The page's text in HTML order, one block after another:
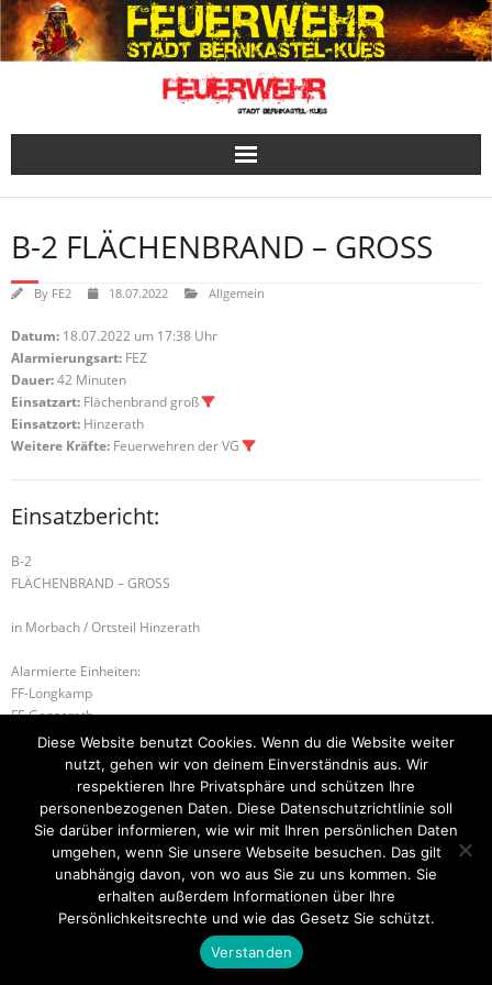
Skip
to
content
B-2 FLÄCHENBRAND – GROSS
By FE2 18.07.2022 Allgemein
Datum: 18.07.2022 um 17:38 Uhr
Alarmierungsart: FEZ
Dauer:42 Minuten
Einsatzart: Flächenbrand groß
Einsatzort: Hinzerath
Weitere Kräfte: Feuerwehren der VG
Einsatzbericht:
B-2
FLÄCHENBRAND – GROSS
in Morbach / Ortsteil Hinzerath
Alarmierte Einheiten:
FF-Longkamp
FF-Gonzerath
FF-Hinzerath
H-1 TRAGEHILFE FÜR DEN RETTUNGSDIENST
B-2 FLÄCHENBRAND – GROSS
Startseite Einsätze Mitglied werden Über uns
Kontakt
Think Up Themes Ltd. Powered by
Diese Website benutzt Cookies. Wenn du die Website weiter
nutzt, gehen wir von deinem Einverständnis aus. Wir
respektieren Ihre Privatsphäre und schützen Ihre
personenbezogenen Daten. Diese Datenschutzrichtlinie soll
Sie darüber informieren, wie wir mit Ihren persönlichen Daten
umgehen, wenn Sie unsere Webseite besuchen. Das gilt
unabhängig davon, von wo aus Sie zu uns kommen. Sie
erhalten außerdem Informationen über Ihre
Persönlichkeitsrechte und wie das Gesetz Sie schützt.
Verstanden